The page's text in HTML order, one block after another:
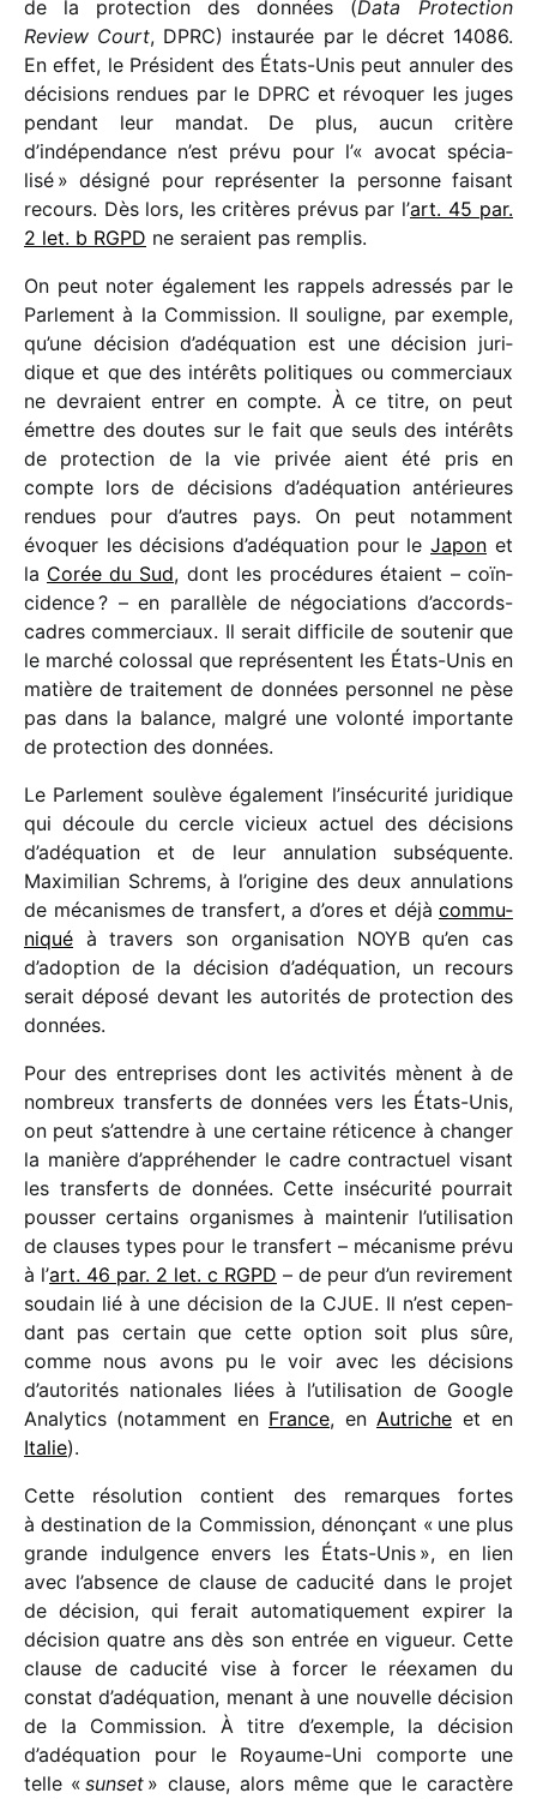
de la protec­tion des données (Data Protection
Review Court, DPRC) instau­rée par le décret 14086.
En effet, le Président des États-Unis peut annu­ler des
déci­sions rendues par le DPRC et révo­quer les juges
pendant leur mandat. De plus, aucun critère
d’indépendance n’est prévu pour l’« avocat spécia­
lisé » dési­gné pour repré­sen­ter la personne faisant
recours. Dès lors, les critères prévus par l’art. 45 par.
2 let. b RGPD ne seraient pas remplis.
On peut noter égale­ment les rappels adres­sés par le
Parlement à la Commission. Il souligne, par exemple,
qu’une déci­sion d’adéquation est une déci­sion juri­
dique et que des inté­rêts poli­tiques ou commer­ciaux
ne devraient entrer en compte. À ce titre, on peut
émettre des doutes sur le fait que seuls des inté­rêts
de protec­tion de la vie privée aient été pris en
compte lors de déci­sions d’adéquation anté­rieures
rendues pour d’autres pays. On peut notam­ment
évoquer les déci­sions d’adéquation pour le Japon et
la Corée du Sud, dont les procé­dures étaient – coïn­
ci­dence ? – en paral­lèle de négo­cia­tions d’accords-
cadres commer­ciaux. Il serait diffi­cile de soute­nir que
le marché colos­sal que repré­sentent les États-Unis en
matière de trai­te­ment de données person­nel ne pèse
pas dans la balance, malgré une volonté impor­tante
de protec­tion des données.
Le Parlement soulève égale­ment l’insécurité juri­dique
qui découle du cercle vicieux actuel des déci­sions
d’adéquation et de leur annu­la­tion subsé­quente.
Maximilian Schrems, à l’origine des deux annu­la­tions
de méca­nismes de trans­fert, a d’ores et déjà commu­
ni­qué à travers son orga­ni­sa­tion NOYB qu’en cas
d’adoption de la déci­sion d’adéquation, un recours
serait déposé devant les auto­ri­tés de protec­tion des
données.
Pour des entre­prises dont les acti­vi­tés mènent à de
nombreux trans­ferts de données vers les États-Unis,
on peut s’attendre à une certaine réti­cence à chan­ger
la manière d’appréhender le cadre contrac­tuel visant
les trans­ferts de données. Cette insé­cu­rité pour­rait
pous­ser certains orga­nismes à main­te­nir l’utilisation
de clauses types pour le trans­fert – méca­nisme prévu
à l’art. 46 par. 2 let. c RGPD – de peur d’un revi­re­ment
soudain lié à une déci­sion de la CJUE. Il n’est cepen­
dant pas certain que cette option soit plus sûre,
comme nous avons pu le voir avec les déci­sions
d’autorités natio­nales liées à l’utilisation de Google
Analytics (notam­ment en France, en Autriche et en
Italie).
Cette réso­lu­tion contient des remarques fortes
à desti­na­tion de la Commission, dénon­çant « une plus
grande indul­gence envers les États-Unis », en lien
avec l’absence de clause de cadu­cité dans le projet
de déci­sion, qui ferait auto­ma­ti­que­ment expi­rer la
déci­sion quatre ans dès son entrée en vigueur. Cette
clause de cadu­cité vise à forcer le réexa­men du
constat d’adéquation, menant à une nouvelle déci­sion
de la Commission. À titre d’exemple, la déci­sion
d’adéquation pour le Royaume-Uni comporte une
telle « sunset » clause, alors même que le carac­tère